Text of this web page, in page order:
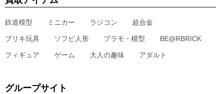
鉄道模型 ミニカー ラジコン 超合金
ブリキ玩具 ソフビ人形 プラモ・模型 BE@RBRICK
フィギュア ゲーム 大人の趣味 アダルト
グループサイト